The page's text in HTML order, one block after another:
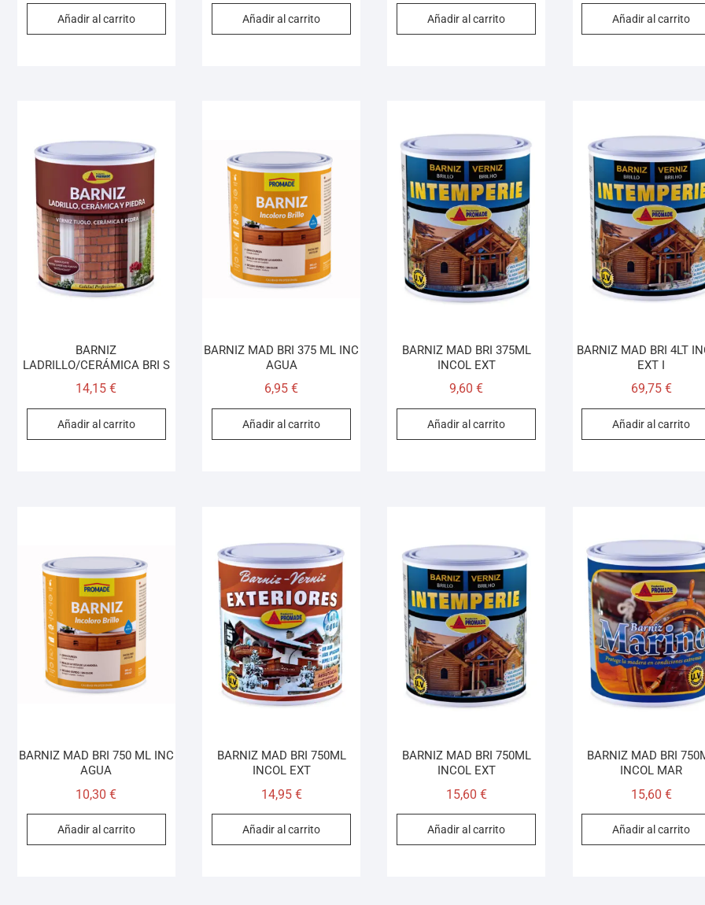
Añadir al carrito Añadir al carrito Añadir al carrito Añadir al carrito
BARNIZ
LADRILLO/CERÁMICA BRI S
14,15€
Añadir al carrito
BARNIZ MAD BRI 375 ML INC
AGUA
6,95€
Añadir al carrito
BARNIZ MAD BRI 375ML
INCOL EXT
9,60€
Añadir al carrito
BARNIZ MAD BRI 4LT
EXT I
69,75 €
Añadir al carrito
BARNIZ MAD BRI 750 ML INC
AGUA
10,30€
Añadir al carrito
BARNIZ MAD BRI 750ML
INCOL EXT
14,95 €
Añadir al carrito
BARNIZ MAD BRI 750ML
INCOL EXT
15,60 €
Añadir al carrito
BARNIZ MAD BRI
INCOL MAR
15,60 €
Añadir al carrito